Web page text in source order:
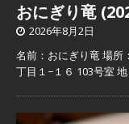
おにぎり竜
2026年8月2日
名前：おにぎり竜 場所
丁目１−１６ 103号室 地